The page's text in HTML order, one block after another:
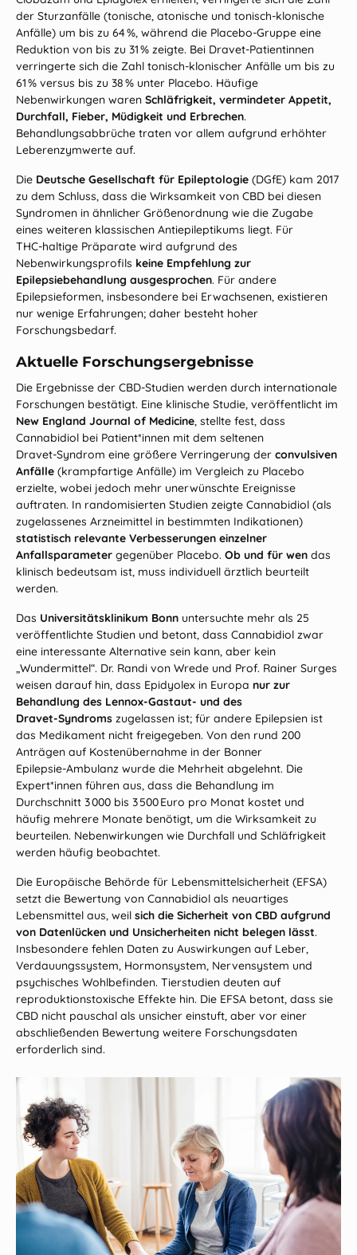
der Sturzanfälle (tonische, atonische und tonisch‑klonische
Anfälle) um bis zu 64 %, während die Placebo‑Gruppe eine
Reduktion von bis zu 31 % zeigte. Bei Dravet‑Patientinnen
verringerte sich die Zahl tonisch‑klonischer Anfälle um bis zu
61 % versus bis zu 38 % unter Placebo. Häufige
Nebenwirkungen waren Schläfrigkeit, vermindeter Appetit,
Durchfall, Fieber, Müdigkeit und Erbrechen.
Behandlungsabbrüche traten vor allem aufgrund erhöhter
Leberenzymwerte auf.
Die Deutsche Gesellschaft für Epileptologie (DGfE) kam 2017
zu dem Schluss, dass die Wirksamkeit von CBD bei diesen
Syndromen in ähnlicher Größenordnung wie die Zugabe
eines weiteren klassischen Antiepileptikums liegt. Für
THC‑haltige Präparate wird aufgrund des
Nebenwirkungsprofils keine Empfehlung zur
Epilepsiebehandlung ausgesprochen. Für andere
Epilepsieformen, insbesondere bei Erwachsenen, existieren
nur wenige Erfahrungen; daher besteht hoher
Forschungsbedarf.
Aktuelle Forschungsergebnisse
Die Ergebnisse der CBD‑Studien werden durch internationale
Forschungen bestätigt. Eine klinische Studie, veröffentlicht im
New England Journal of Medicine, stellte fest, dass
Cannabidiol bei Patient*innen mit dem seltenen
Dravet‑Syndrom eine größere Verringerung der convulsiven
Anfälle (krampfartige Anfälle) im Vergleich zu Placebo
erzielte, wobei jedoch mehr unerwünschte Ereignisse
auftraten. In randomisierten Studien zeigte Cannabidiol (als
zugelassenes Arzneimittel in bestimmten Indikationen)
statistisch relevante Verbesserungen einzelner
Anfallsparameter gegenüber Placebo. Ob und für wen das
klinisch bedeutsam ist, muss individuell ärztlich beurteilt
werden.
Das Universitätsklinikum Bonn untersuchte mehr als 25
veröffentlichte Studien und betont, dass Cannabidiol zwar
eine interessante Alternative sein kann, aber kein
„Wundermittel“. Dr. Randi von Wrede und Prof. Rainer Surges
weisen darauf hin, dass Epidyolex in Europa nur zur
Behandlung des Lennox‑Gastaut‑ und des
Dravet‑Syndroms zugelassen ist; für andere Epilepsien ist
das Medikament nicht freigegeben. Von den rund 200
Anträgen auf Kostenübernahme in der Bonner
Epilepsie‑Ambulanz wurde die Mehrheit abgelehnt. Die
Expert*innen führen aus, dass die Behandlung im
Durchschnitt 3 000 bis 3 500 Euro pro Monat kostet und
häufig mehrere Monate benötigt, um die Wirksamkeit zu
beurteilen. Nebenwirkungen wie Durchfall und Schläfrigkeit
werden häufig beobachtet.
Die Europäische Behörde für Lebensmittelsicherheit (EFSA)
setzt die Bewertung von Cannabidiol als neuartiges
Lebensmittel aus, weil sich die Sicherheit von CBD aufgrund
von Datenlücken und Unsicherheiten nicht belegen lässt.
Insbesondere fehlen Daten zu Auswirkungen auf Leber,
Verdauungssystem, Hormonsystem, Nervensystem und
psychisches Wohlbefinden. Tierstudien deuten auf
reproduktionstoxische Effekte hin. Die EFSA betont, dass sie
CBD nicht pauschal als unsicher einstuft, aber vor einer
abschließenden Bewertung weitere Forschungsdaten
erforderlich sind.